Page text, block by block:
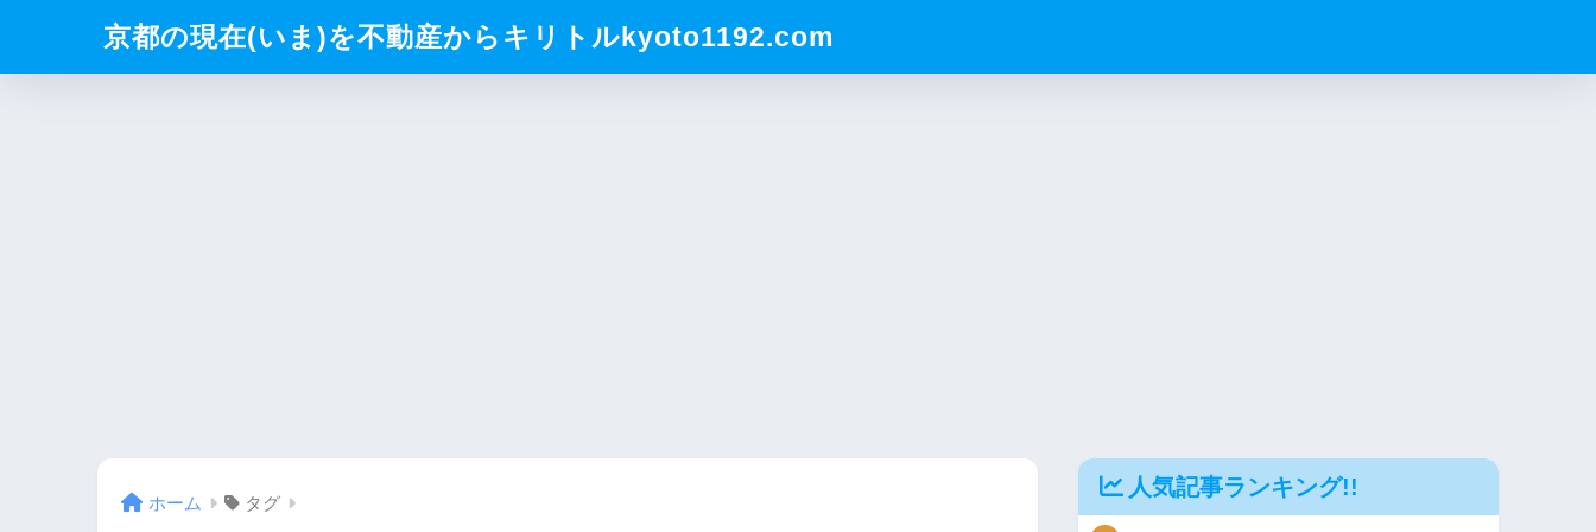
京都の現在(いま)を不動産からキリトルkyoto1192.com
ホーム タグ
人気記事ランキング!!